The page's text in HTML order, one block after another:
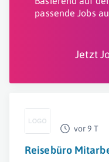
passende Jobs
Jetzt
vor 9 T
Reisebüro